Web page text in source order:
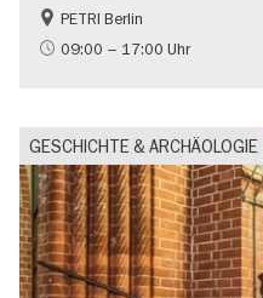
NS-Geschichte
PETRI Berlin
09:00 – 17:00 Uhr
GESCHICHTE & ARCHÄOLOGIE